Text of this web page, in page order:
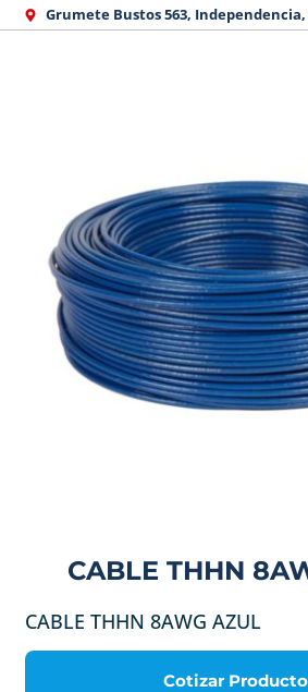
Grumete Bustos 563, Independencia,
CABLE THHN
CABLE THHN 8AWG AZUL
Cotizar Producto